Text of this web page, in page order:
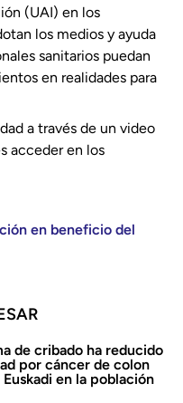
(UAI) en los
los medios y ayuda
sanitarios puedan
en realidades para
a través de un video
acceder en los
en beneficio del
de cribado ha reducido
por cáncer de colon
en la población